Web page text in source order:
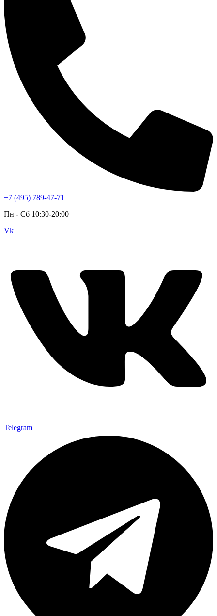
+7 (495) 789-47-71
Пн - Cб 10:30-20:00
Vk
Telegram